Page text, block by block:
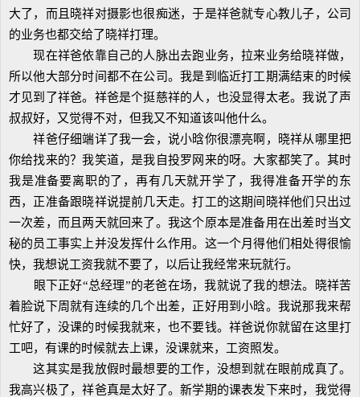
大了，而且晓祥对摄影也很痴迷，于是祥爸就专心教儿子，公司
的业务也都交给了晓祥打理。
现在祥爸依靠自己的人脉出去跑业务，拉来业务给晓祥做，
所以他大部分时间都不在公司。我是到临近打工期满结束的时候
才见到了祥爸。祥爸是个挺慈祥的人，也没显得太老。我说了声
叔叔好，又觉得不对，但我又不知道该叫他什么。
祥爸仔细端详了我一会，说小晗你很漂亮啊，晓祥从哪里把
你给找来的？我笑道，是我自投罗网来的呀。大家都笑了。其时
我是准备要离职的了，再有几天就开学了，我得准备开学的东
西，正准备跟晓祥说提前几天走。打工的这期间晓祥他们只出过
一次差，而且两天就回来了。我这个原本是准备用在出差时当文
秘的员工事实上并没发挥什么作用。这一个月得他们相处得很愉
快，我想说工资我就不要了，以后让我经常来玩就行。
眼下正好“总经理”的老爸在场，我就说了我的想法。晓祥苦
着脸说下周就有连续的几个出差，正好用到小晗。我说那我来帮
忙好了，没课的时候我就来，也不要钱。祥爸说你就留在这里打
工吧，有课的时候就去上课，没课就来，工资照发。
这其实是我放假时最想要的工作，没想到就在眼前成真了。
我高兴极了，祥爸真是太好了。新学期的课表发下来时，我觉得